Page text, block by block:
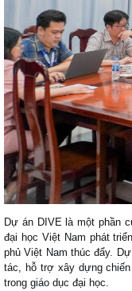
Dự án DIVE là một phần
đại học Việt Nam phát
phủ Việt Nam thúc đẩy.
tác, hỗ trợ xây dựng
trong giáo dục đại học.